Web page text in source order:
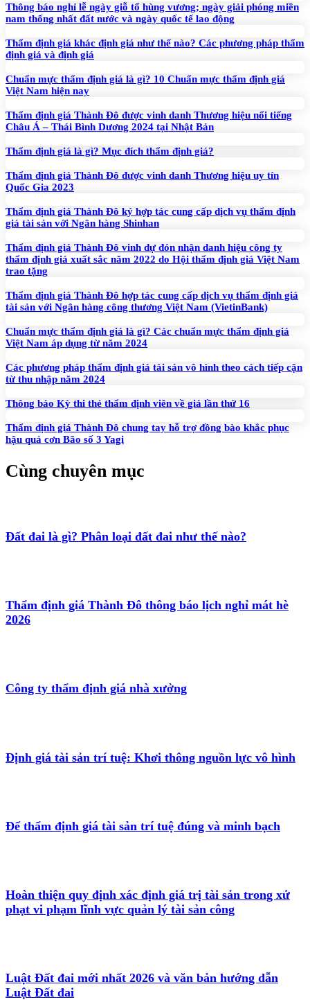
Thông báo nghỉ lễ ngày giỗ tổ hùng vương; ngày giải phóng miền
nam thống nhất đất nước và ngày quốc tế lao động
Thẩm định giá khác định giá như thế nào? Các phương pháp thẩm
định giá và định giá
Chuẩn mực thẩm định giá là gì? 10 Chuẩn mực thẩm định giá
Việt Nam hiện nay
Thẩm định giá Thành Đô được vinh danh Thương hiệu nổi tiếng
Châu Á – Thái Bình Dương 2024 tại Nhật Bản
Thẩm định giá là gì? Mục đích thẩm định giá?
Thẩm định giá Thành Đô được vinh danh Thương hiệu uy tín
Quốc Gia 2023
Thẩm định giá Thành Đô ký hợp tác cung cấp dịch vụ thẩm định
giá tài sản với Ngân hàng Shinhan
Thẩm định giá Thành Đô vinh dự đón nhận danh hiệu công ty
thẩm định giá xuất sắc năm 2022 do Hội thẩm định giá Việt Nam
trao tặng
Thẩm định giá Thành Đô hợp tác cung cấp dịch vụ thẩm định giá
tài sản với Ngân hàng công thương Việt Nam (VietinBank)
Chuẩn mực thẩm định giá là gì? Các chuẩn mực thẩm định giá
Việt Nam áp dụng từ năm 2024
Các phương pháp thẩm định giá tài sản vô hình theo cách tiếp cận
từ thu nhập năm 2024
Thông báo Kỳ thi thẻ thẩm định viên về giá lần thứ 16
Thẩm định giá Thành Đô chung tay hỗ trợ đồng bào khắc phục
hậu quả cơn Bão số 3 Yagi
Cùng chuyên mục
Đất đai là gì? Phân loại đất đai như thế nào?
Thẩm định giá Thành Đô thông báo lịch nghỉ mát hè
2026
Công ty thẩm định giá nhà xưởng
Định giá tài sản trí tuệ: Khơi thông nguồn lực vô hình
Để thẩm định giá tài sản trí tuệ đúng và minh bạch
Hoàn thiện quy định xác định giá trị tài sản trong xử
phạt vi phạm lĩnh vực quản lý tài sản công
Luật Đất đai mới nhất 2026 và văn bản hướng dẫn
Luật Đất đai